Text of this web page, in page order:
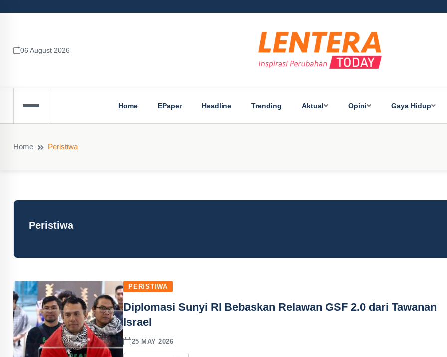
06 August 2026
Home EPaper Headline Trending Aktual Opini Gaya Hidup
Home Peristiwa
Peristiwa
PERISTIWA
Diplomasi Sunyi RI Bebaskan Relawan GSF 2.0 dari Tawanan
Israel
25 MAY 2026